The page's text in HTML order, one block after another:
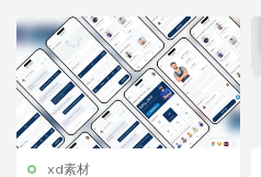
xd素材